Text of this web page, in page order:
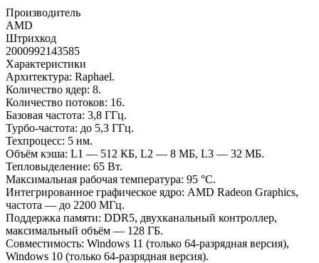
Производитель
AMD
Штрихкод
2000992143585
Характеристики
Архитектура: Raphael.
Количество ядер: 8.
Количество потоков: 16.
Базовая частота: 3,8 ГГц.
Турбо-частота: до 5,3 ГГц.
Техпроцесс: 5 нм.
Объём кэша: L1 — 512 КБ, L2 — 8 МБ, L3 — 32 МБ.
Тепловыделение: 65 Вт.
Максимальная рабочая температура: 95 °C.
Интегрированное графическое ядро: AMD Radeon Graphics,
частота — до 2200 МГц.
Поддержка памяти: DDR5, двухканальный контроллер,
максимальный объём — 128 ГБ.
Совместимость: Windows 11 (только 64-разрядная версия),
Windows 10 (только 64-разрядная версия).